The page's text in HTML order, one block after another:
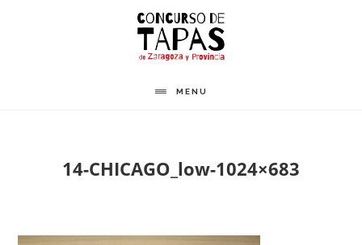
MENU
14-CHICAGO_low-1024×683